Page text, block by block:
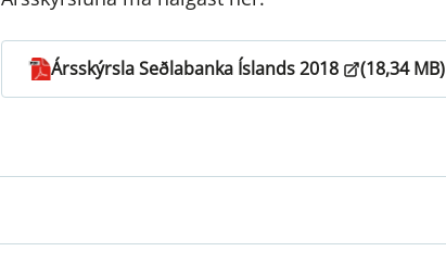
Ársskýrsla Seðlabanka Íslands 2018 (18,34 MB)